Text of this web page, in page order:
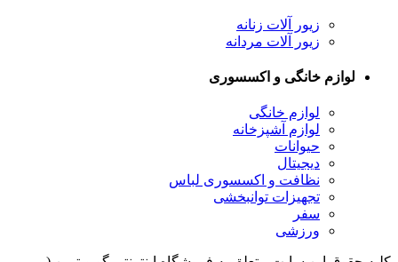
زیور آلات زنانه
زیور آلات مردانه
لوازم خانگی و اکسسوری
لوازم خانگی
لوازم آشپزخانه
حیوانات
دیجیتال
نظافت و اکسسوری لباس
تجهیزات توانبخشی
سفر
ورزشی